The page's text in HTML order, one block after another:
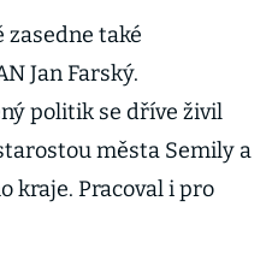
také
Jan Farský.
politik se dříve živil
města Semily a
kraje. Pracoval i pro